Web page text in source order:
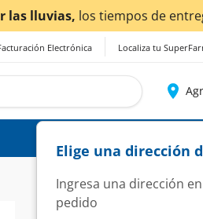
verse afectados.
Electrónica Localiza tu
Elige una dirección
Ingresa una dirección
pedido